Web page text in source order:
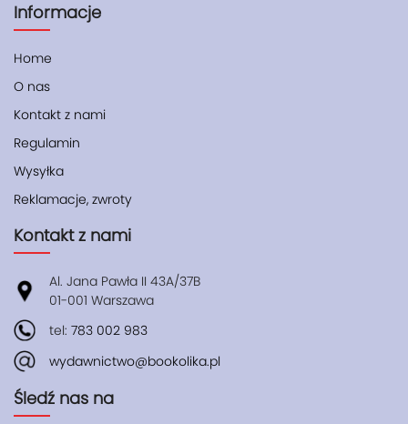
Informacje
Home
O nas
Kontakt z nami
Regulamin
Wysyłka
Reklamacje, zwroty
Kontakt z nami
Al. Jana Pawła II 43A/37B
01-001 Warszawa
tel: 783 002 983
wydawnictwo@bookolika.pl
Śledź nas na